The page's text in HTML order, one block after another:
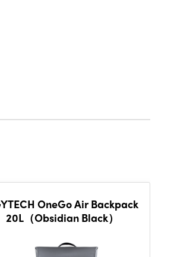
OneGo Air Backpack
20L（Obsidian Black）